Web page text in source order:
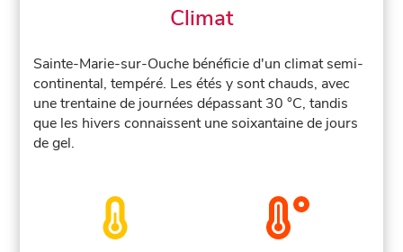
Climat
Sainte-Marie-sur-Ouche bénéficie d'un climat semi-
continental, tempéré. Les étés y sont chauds, avec
une trentaine de journées dépassant 30 °C, tandis
que les hivers connaissent une soixantaine de jours
de gel.